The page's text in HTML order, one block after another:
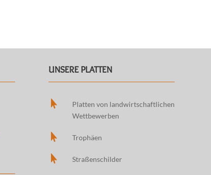
UNSERE PLATTEN

Platten von landwirtschaftlichen
Wettbewerben
 Trophäen
 Straßenschilder